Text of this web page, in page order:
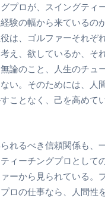
プロが、スイングティ
験の幅から来ているの
は、ゴルファーそれぞ
え、欲しているか、そ
論のこと、人生のチュ
い。そのためには、人
ことなく、己を高めて
れるべき信頼関係も、
ィーチングプロとして
ーから見られている。
ロの仕事なら、人間性